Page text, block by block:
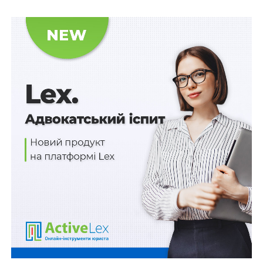
Таке порушення каратиметься штрафом від 51000 до
102000 грн. Повторне порушення, вчинене суб’єктом
господарювання протягом року, – каратиметься
накладанням штрафу у розмірі від 170000 до 340000
Схожі статті:
Суд може вийти за межі доводів та вимог
апеляційної скарги в разі встановлення
До 6 років позбавлення волі за порушення
права на безоплатну медичну допомогу
Законопроект про облігації з покриттям